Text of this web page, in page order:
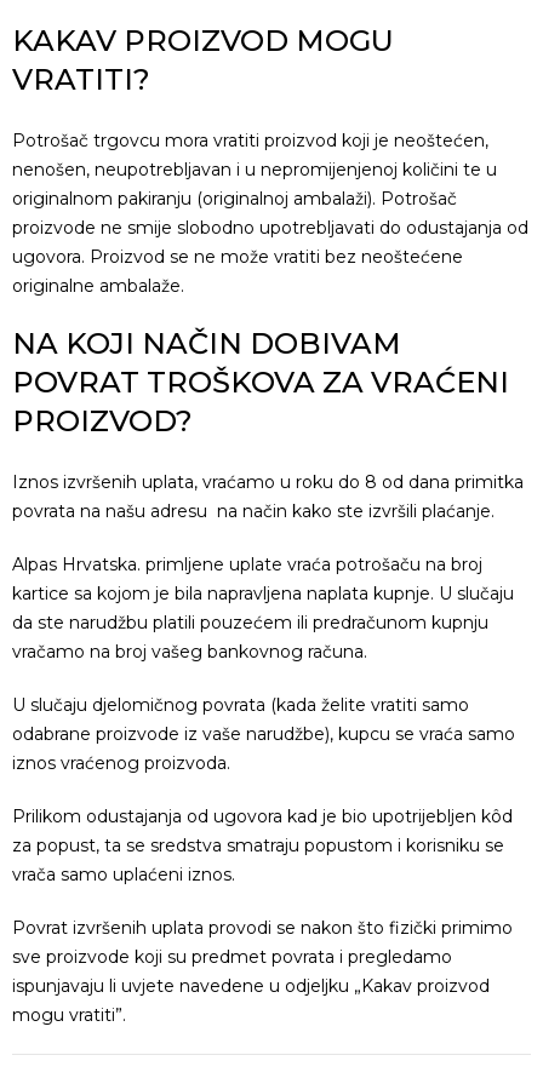
KAKAV PROIZVOD MOGU
VRATITI?
Potrošač trgovcu mora vratiti proizvod koji je neoštećen,
nenošen, neupotrebljavan i u nepromijenjenoj količini te u
originalnom pakiranju (originalnoj ambalaži). Potrošač
proizvode ne smije slobodno upotrebljavati do odustajanja od
ugovora. Proizvod se ne može vratiti bez neoštećene
originalne ambalaže.
NA KOJI NAČIN DOBIVAM
POVRAT TROŠKOVA ZA VRAĆENI
PROIZVOD?
Iznos izvršenih uplata, vraćamo u roku do 8 od dana primitka
povrata na našu adresu na način kako ste izvršili plaćanje.
Alpas Hrvatska. primljene uplate vraća potrošaču na broj
kartice sa kojom je bila napravljena naplata kupnje. U slučaju
da ste narudžbu platili pouzećem ili predračunom kupnju
vračamo na broj vašeg bankovnog računa.
U slučaju djelomičnog povrata (kada želite vratiti samo
odabrane proizvode iz vaše narudžbe), kupcu se vraća samo
iznos vraćenog proizvoda.
Prilikom odustajanja od ugovora kad je bio upotrijebljen kôd
za popust, ta se sredstva smatraju popustom i korisniku se
vrača samo uplaćeni iznos.
Povrat izvršenih uplata provodi se nakon što fizički primimo
sve proizvode koji su predmet povrata i pregledamo
ispunjavaju li uvjete navedene u odjeljku „Kakav proizvod
mogu vratiti”.